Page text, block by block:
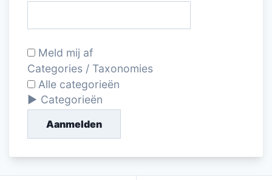
Meld mij af
Categories / Taxonomies
Alle categorieën
Categorieën
Aanmelden